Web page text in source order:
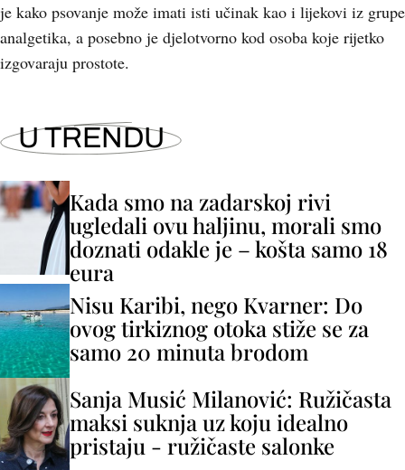
je kako psovanje može imati isti učinak kao i lijekovi iz grupe
analgetika, a posebno je djelotvorno kod osoba koje rijetko
izgovaraju prostote.
U TRENDU
Kada smo na zadarskoj rivi
ugledali ovu haljinu, morali smo
doznati odakle je – košta samo 18
eura
Nisu Karibi, nego Kvarner: Do
ovog tirkiznog otoka stiže se za
samo 20 minuta brodom
Sanja Musić Milanović: Ružičasta
maksi suknja uz koju idealno
pristaju - ružičaste salonke